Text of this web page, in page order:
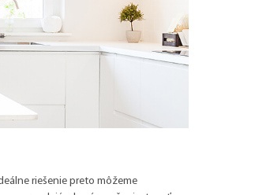
riešenie preto môžeme